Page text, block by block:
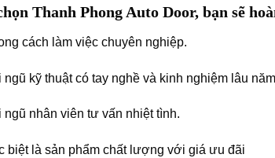
Thanh Phong Auto Door, bạn sẽ
cách làm việc chuyên nghiệp.
kỹ thuật có tay nghề và kinh nghiệm lâu
ngũ nhân viên tư vấn nhiệt tình.
biệt là sản phẩm chất lượng với giá ưu đãi